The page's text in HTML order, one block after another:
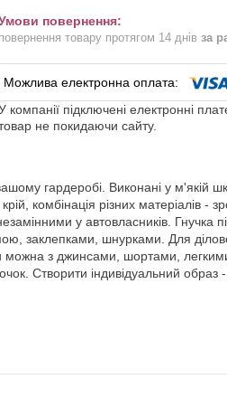
повернення товару протягом 14 днів за
компанії підключені електронні
не покидаючи сайту.
гардеробі. Виконані у м'якій
комбінація різних матеріалів
у автовласників. Гнучка
заклепками, шнурками. Для
можна з джинсами, шортами,
Створити індивідуальний образ